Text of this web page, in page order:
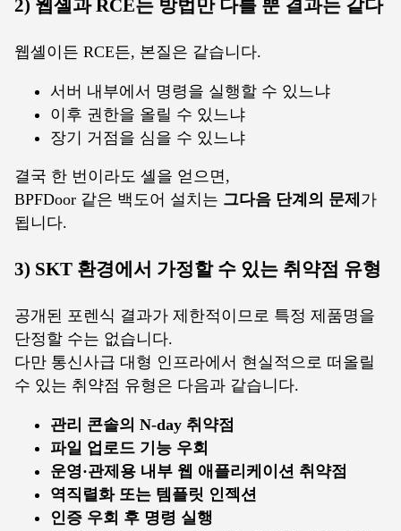
2) 웹셸과 RCE는 방법만 다를 뿐 결과는 같다
웹셸이든 RCE든, 본질은 같습니다.
서버 내부에서 명령을 실행할 수 있느냐
이후 권한을 올릴 수 있느냐
장기 거점을 심을 수 있느냐
결국 한 번이라도 셸을 얻으면,
BPFDoor 같은 백도어 설치는 그다음 단계의 문제 가
됩니다.
3) SKT 환경에서 가정할 수 있는 취약점 유형
공개된 포렌식 결과가 제한적이므로 특정 제품명을
단정할 수는 없습니다.
다만 통신사급 대형 인프라에서 현실적으로 떠올릴
수 있는 취약점 유형은 다음과 같습니다.
관리 콘솔의 N-day 취약점
파일 업로드 기능 우회
운영·관제용 내부 웹 애플리케이션 취약점
역직렬화 또는 템플릿 인젝션
인증 우회 후 명령 실행